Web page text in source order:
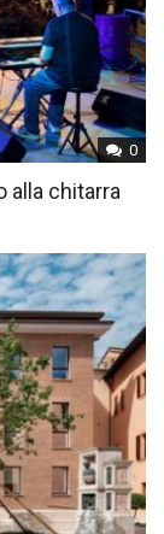
0
alla chitarra